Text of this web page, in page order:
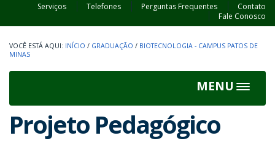
Serviços Telefones Perguntas Frequentes
Contato
Fale Conosco
INÍCIO / GRADUAÇÃO / BIOTECNOLOGIA - CAMPUS PATOS DE
MINAS
MENU
Toggle
Projeto Pedagógico